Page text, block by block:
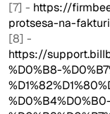
[7] - https://
protsesa-na-
[8] -
https://
%D0%B8-
%D0%B4%D0%B0-